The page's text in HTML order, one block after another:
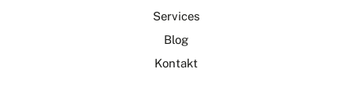
Services
Blog
Kontakt